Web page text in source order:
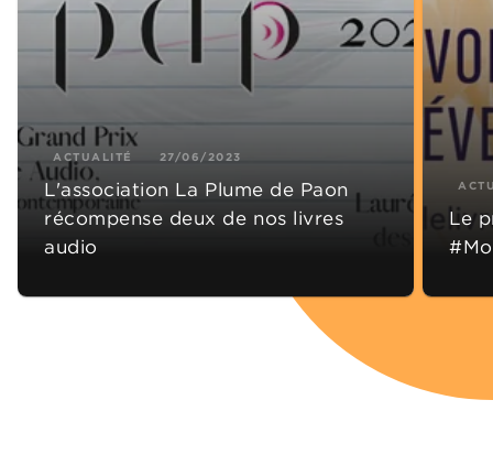
ACTUALITÉ 27/06/2023
L'association La Plume de Paon
récompense deux de nos livres
audio
Le